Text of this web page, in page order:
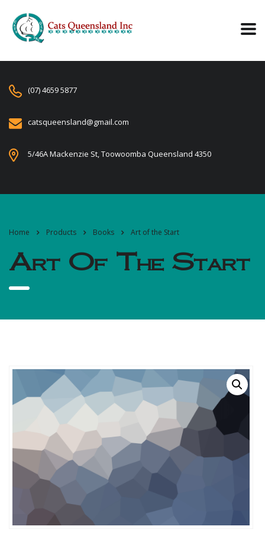
(07) 4659 5877
catsqueensland@gmail.com
5/46A Mackenzie St, Toowoomba Queensland 4350
Home Products Books Art of the Start
Art Of The Start